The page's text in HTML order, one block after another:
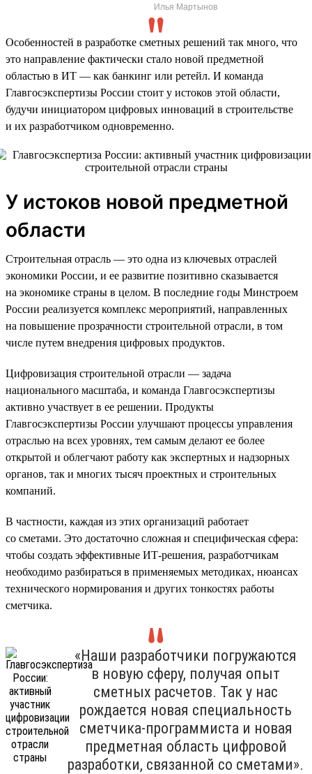
Илья Мартынов
Особенностей в разработке сметных решений так много, что
это направление фактически стало новой предметной
областью в ИТ — как банкинг или ретейл. И команда
Главгосэкспертизы России стоит у истоков этой области,
будучи инициатором цифровых инноваций в строительстве
и их разработчиком одновременно.
У истоков новой предметной
области
Строительная отрасль — это одна из ключевых отраслей
экономики России, и ее развитие позитивно сказывается
на экономике страны в целом. В последние годы Минстроем
России реализуется комплекс мероприятий, направленных
на повышение прозрачности строительной отрасли, в том
числе путем внедрения цифровых продуктов.
Цифровизация строительной отрасли — задача
национального масштаба, и команда Главгосэкспертизы
активно участвует в ее решении. Продукты
Главгосэкспертизы России улучшают процессы управления
отраслью на всех уровнях, тем самым делают ее более
открытой и облегчают работу как экспертных и надзорных
органов, так и многих тысяч проектных и строительных
компаний.
В частности, каждая из этих организаций работает
со сметами. Это достаточно сложная и специфическая сфера:
чтобы создать эффективные ИТ-решения, разработчикам
необходимо разбираться в применяемых методиках, нюансах
технического нормирования и других тонкостях работы
сметчика.
«Наши разработчики погружаются
в новую сферу, получая опыт
сметных расчетов. Так у нас
рождается новая специальность
сметчика-программиста и новая
предметная область цифровой
разработки, связанной со сметами».